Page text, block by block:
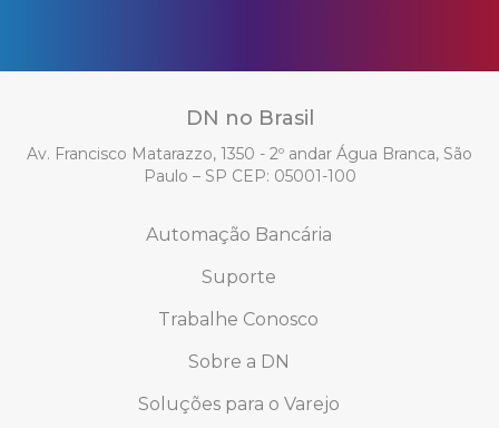
DN no Brasil
Av. Francisco Matarazzo, 1350 - 2º andar Água Branca, São
Paulo – SP CEP: 05001-100
Automação Bancária
Suporte
Trabalhe Conosco
Sobre a DN
Soluções para o Varejo